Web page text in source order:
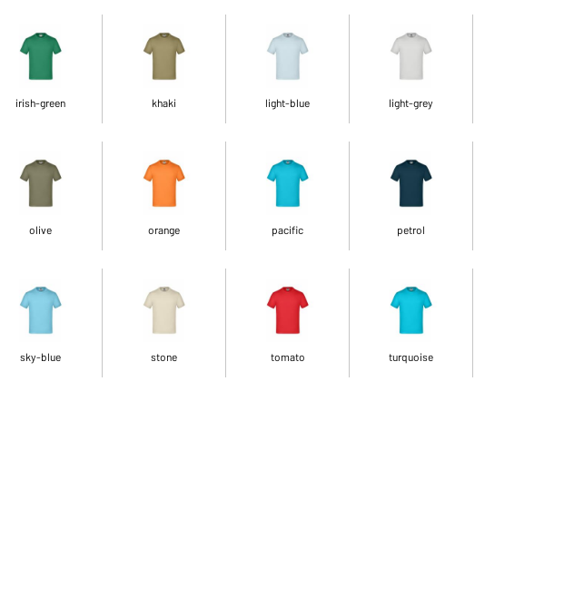
irish-green khaki light-blue light-grey
olive orange pacific petrol
sky-blue stone tomato turquoise